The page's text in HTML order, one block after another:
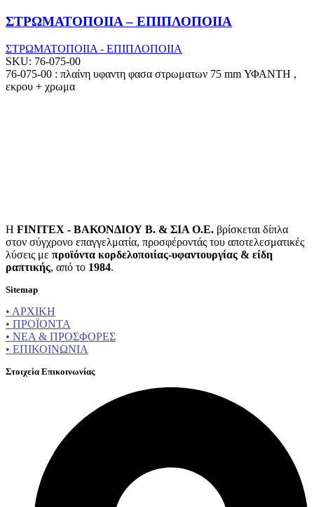
ΣΤΡΩΜΑΤΟΠΟΙΙΑ – ΕΠΙΠΛΟΠΟΙΙΑ
ΣΤΡΩΜΑΤΟΠΟΙΙΑ - ΕΠΙΠΛΟΠΟΙΙΑ
SKU: 76-075-00
76-075-00 : πλαίνη υφαντη φασα στρωματων 75 mm ΥΦΑΝΤΗ ,
εκρου + χρωμα
Η FINITEX - ΒΑΚΟΝΔΙΟΥ Β. & ΣΙΑ Ο.Ε. βρίσκεται δίπλα
στον σύγχρονο επαγγελματία, προσφέροντάς του αποτελεσματικές
λύσεις με προϊόντα κορδελοποιίας-υφαντουργίας & είδη
ραπτικής, από το 1984.
Sitemap
• ΑΡΧΙΚΗ
• ΠΡΟΪΟΝΤΑ
• ΝΕΑ & ΠΡΟΣΦΟΡΕΣ
• ΕΠΙΚΟΙΝΩΝΙΑ
Στοιχεία Επικοινωνίας